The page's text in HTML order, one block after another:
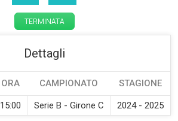
TERMINATA
Dettagli
ORA CAMPIONATO STAGIONE
15:00 Serie B - Girone C 2024 - 2025